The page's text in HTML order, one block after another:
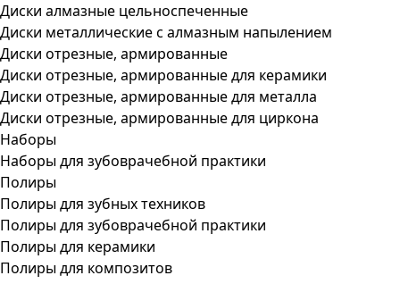
Диски алмазные цельноспеченные
Диски металлические с алмазным напылением
Диски отрезные, армированные
Диски отрезные, армированные для керамики
Диски отрезные, армированные для металла
Диски отрезные, армированные для циркона
Наборы
Наборы для зубоврачебной практики
Полиры
Полиры для зубных техников
Полиры для зубоврачебной практики
Полиры для керамики
Полиры для композитов